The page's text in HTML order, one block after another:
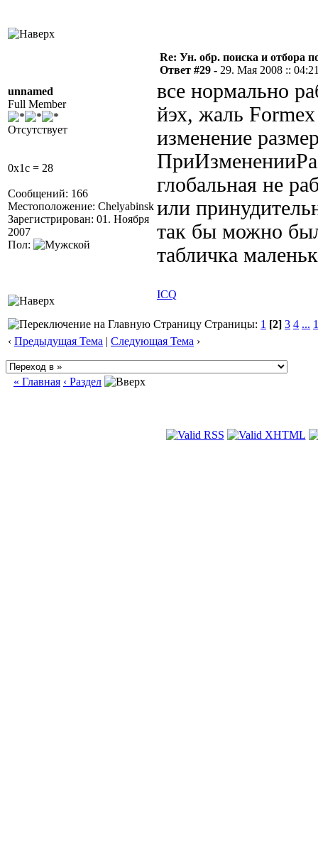
unnamed
Full Member
Отсутствует
0x1c = 28
Сообщений: 166
Местоположение: Chelyabinsk
Зарегистрирован: 01. Ноября
2007
Пол:
Re: Ун. обр. поиска и отбора
Ответ #29 - 29. Мая 2008 ::
все нормально
йэх, жаль
изменение
глобальная не
или
так бы можно
табличка
ICQ
Страницы: 1 [2] 3 4 ...
‹ Предыдущая Тема | Следующая Тема ›
« Главная ‹ Раздел